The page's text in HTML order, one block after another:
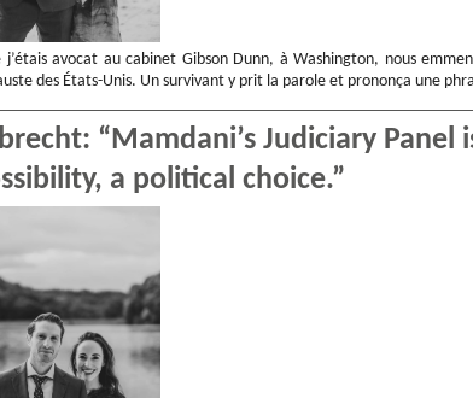
j’étais avocat au cabinet Gibson Dunn, à Washington, nous
des États-Unis. Un survivant y prit la parole et prononça une
“Mamdani’s Judiciary Panel
a political choice.”